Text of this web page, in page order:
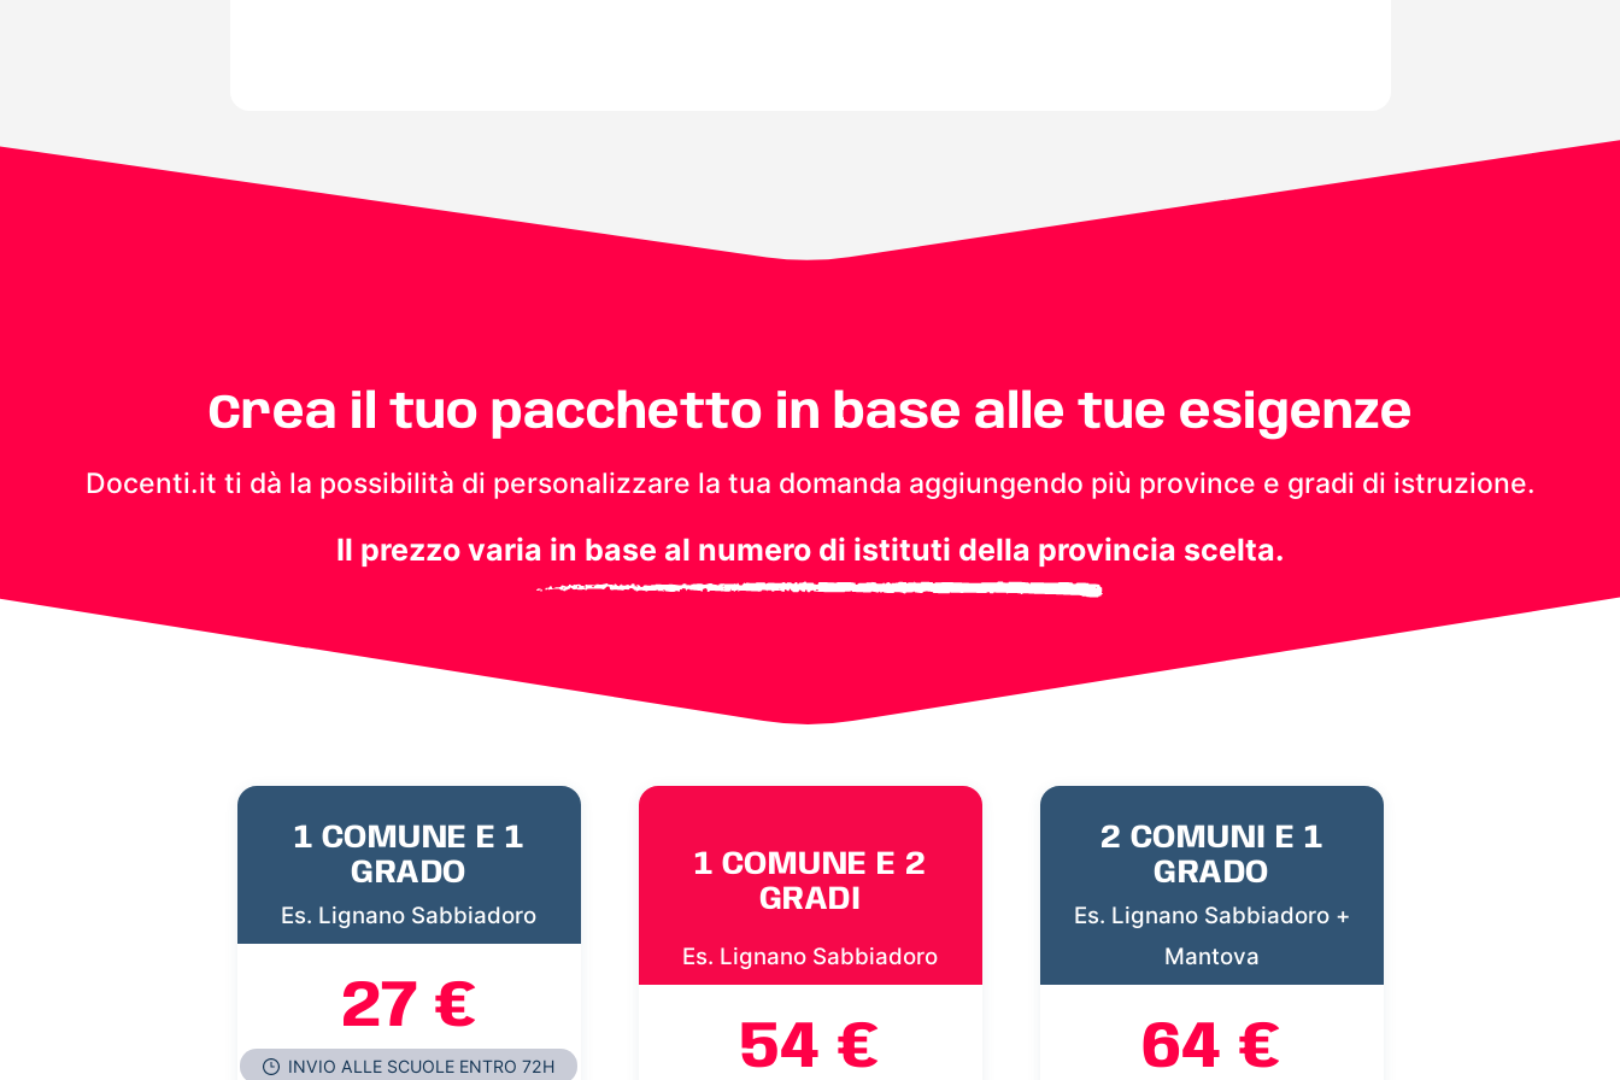
Crea il tuo pacchetto in base alle tue esigenze
Docenti.it ti dà la possibilità di personalizzare la tua domanda aggiungendo più province e gradi di istruzione.
Il prezzo varia in base al numero di istituti della provincia scelta.
1 COMUNE E 1
GRADO
Es. Lignano Sabbiadoro
27 €
INVIO ALLE SCUOLE ENTRO 72H
1 COMUNE E 2
GRADI
Es. Lignano Sabbiadoro
54 €
2 COMUNI E 1
GRADO
Es. Lignano Sabbiadoro +
Mantova
64 €